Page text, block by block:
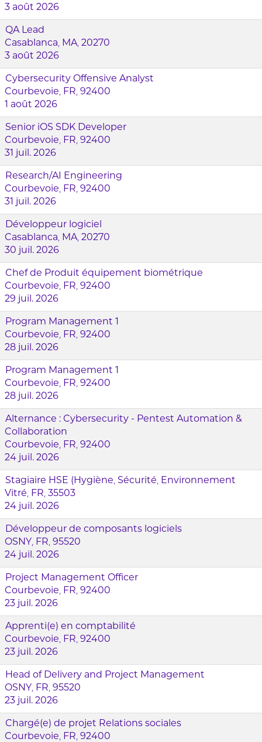
3 août 2026
QA Lead
Casablanca, MA, 20270
3 août 2026
Cybersecurity Offensive Analyst
Courbevoie, FR, 92400
1 août 2026
Senior iOS SDK Developer
Courbevoie, FR, 92400
31 juil. 2026
Research/AI Engineering
Courbevoie, FR, 92400
31 juil. 2026
Développeur logiciel
Casablanca, MA, 20270
30 juil. 2026
Chef de Produit équipement biométrique
Courbevoie, FR, 92400
29 juil. 2026
Program Management 1
Courbevoie, FR, 92400
28 juil. 2026
Program Management 1
Courbevoie, FR, 92400
28 juil. 2026
Alternance : Cybersecurity - Pentest Automation &
Collaboration
Courbevoie, FR, 92400
24 juil. 2026
Stagiaire HSE (Hygiène, Sécurité, Environnement
Vitré, FR, 35503
24 juil. 2026
Développeur de composants logiciels
OSNY, FR, 95520
24 juil. 2026
Project Management Officer
Courbevoie, FR, 92400
23 juil. 2026
Apprenti(e) en comptabilité
Courbevoie, FR, 92400
23 juil. 2026
Head of Delivery and Project Management
OSNY, FR, 95520
23 juil. 2026
Chargé(e) de projet Relations sociales
Courbevoie, FR, 92400